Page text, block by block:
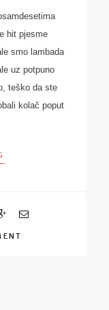
hit pjesme
smo lambada
uz potpuno
teško da ste
kolač poput